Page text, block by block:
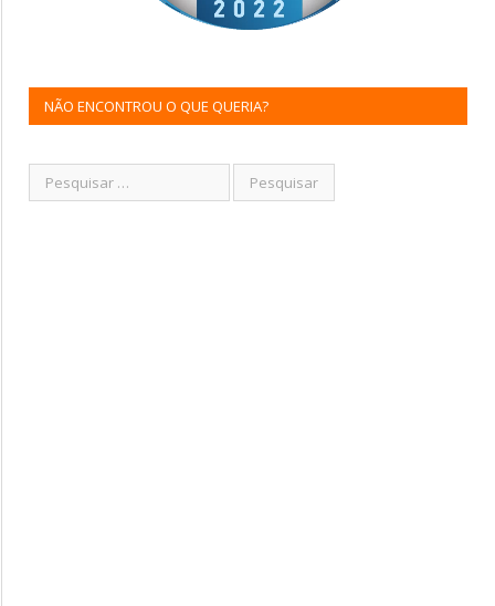
NÃO ENCONTROU O QUE QUERIA?